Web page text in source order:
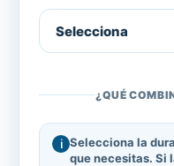
¿QUÉ
Selecciona la
que necesitas. Si